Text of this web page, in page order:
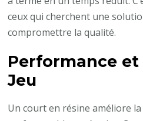
ceux qui cherchent une
compromettre la qualité.
Performance
Jeu
Un court en résine améliore